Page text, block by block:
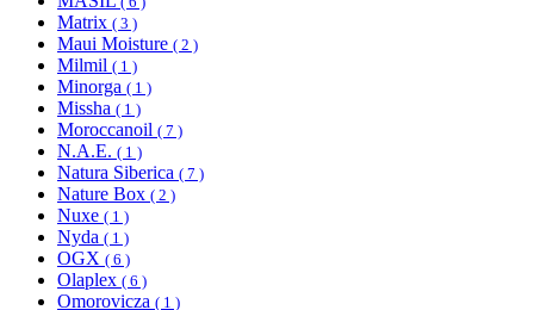
Matrix ( 3 )
Maui Moisture ( 2 )
Milmil ( 1 )
Minorga ( 1 )
Missha ( 1 )
Moroccanoil ( 7 )
N.A.E. ( 1 )
Natura Siberica ( 7 )
Nature Box ( 2 )
Nuxe ( 1 )
Nyda ( 1 )
OGX ( 6 )
Olaplex ( 6 )
Omorovicza ( 1 )